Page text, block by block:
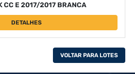
CC E 2017/2017 BRANCA
DETALHES
VOLTAR PARA LOTES